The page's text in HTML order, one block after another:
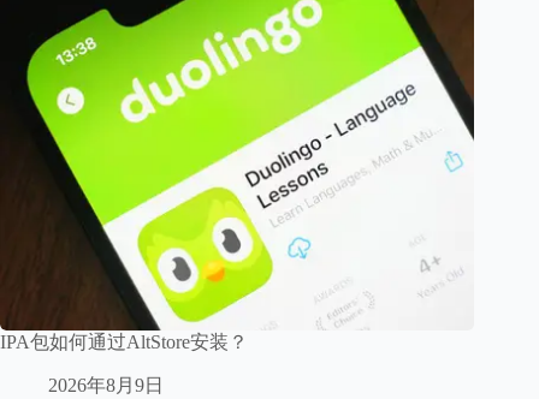
IPA包如何通过AltStore安装？
2026年8月9日